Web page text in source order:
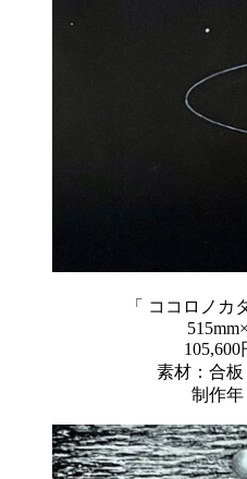
「 ココロノカ
素材：合
制作年